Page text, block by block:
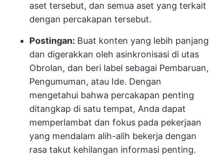
aset tersebut, dan semua aset yang terkait
dengan percakapan tersebut.
Postingan: Buat konten yang lebih panjang
dan digerakkan oleh asinkronisasi di utas
Obrolan, dan beri label sebagai Pembaruan,
Pengumuman, atau Ide. Dengan
mengetahui bahwa percakapan penting
ditangkap di satu tempat, Anda dapat
memperlambat dan fokus pada pekerjaan
yang mendalam alih-alih bekerja dengan
rasa takut kehilangan informasi penting.